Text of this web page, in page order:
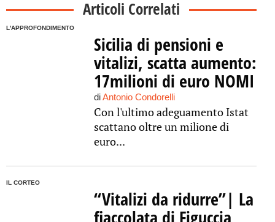
Articoli Correlati
L'APPROFONDIMENTO
Sicilia di pensioni e
vitalizi, scatta aumento:
17milioni di euro NOMI
diAntonio Condorelli
Con l'ultimo adeguamento Istat
scattano oltre un milione di
euro...
IL CORTEO
“Vitalizi da ridurre”| La
fiaccolata di Figuccia